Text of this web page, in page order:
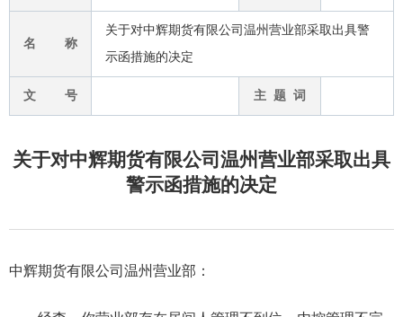
名 称
关于对中辉期货有限公司温州营业部采取出具警
示函措施的决定
文 号 主 题 词
关于对中辉期货有限公司温州营业部采取出具
警示函措施的决定
中辉期货有限公司温州营业部：